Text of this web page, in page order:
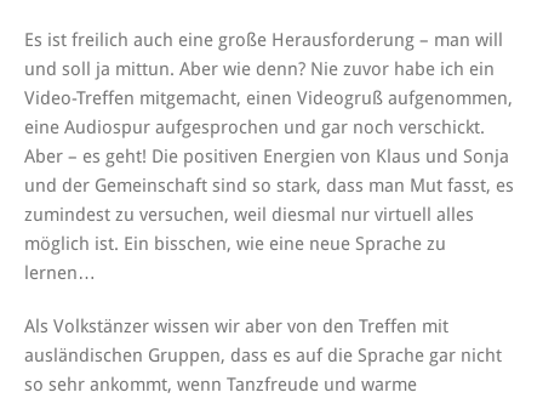
Es ist freilich auch eine große Herausforderung – man will
und soll ja mittun. Aber wie denn? Nie zuvor habe ich ein
Video-Treffen mitgemacht, einen Videogruß aufgenommen,
eine Audiospur aufgesprochen und gar noch verschickt.
Aber – es geht! Die positiven Energien von Klaus und Sonja
und der Gemeinschaft sind so stark, dass man Mut fasst, es
zumindest zu versuchen, weil diesmal nur virtuell alles
möglich ist. Ein bisschen, wie eine neue Sprache zu
lernen…
Als Volkstänzer wissen wir aber von den Treffen mit
ausländischen Gruppen, dass es auf die Sprache gar nicht
so sehr ankommt, wenn Tanzfreude und warme